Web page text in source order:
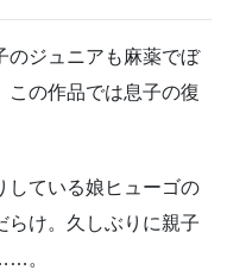
のジュニアも麻薬でぼ
この作品では息子の復
している娘ヒューゴの
らけ。久しぶりに親子
。